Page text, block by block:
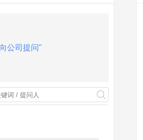
公司提问"